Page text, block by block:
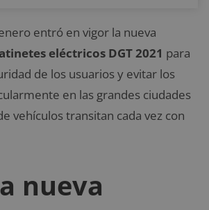
entró en vigor la nueva
eléctricos DGT 2021 para
de los usuarios y evitar los
en las grandes ciudades
vehículos transitan cada vez con
nueva